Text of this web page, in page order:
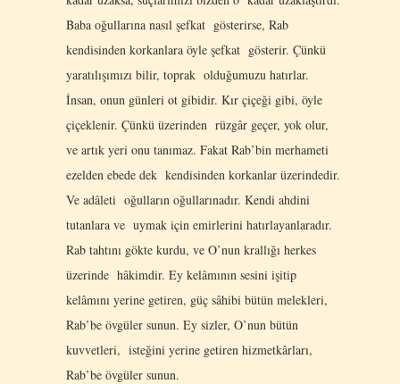
Baba oğullarına nasıl şefkat gösterirse, Rab
kendisinden korkanlara öyle şefkat gösterir. Çünkü
yaratılışımızı bilir, toprak olduğumuzu hatırlar.
İnsan, onun günleri ot gibidir. Kır çiçeği gibi, öyle
çiçeklenir. Çünkü üzerinden rüzgâr geçer, yok olur,
ve artık yeri onu tanımaz. Fakat Rab’bin merhameti
ezelden ebede dek kendisinden korkanlar üzerindedir.
Ve adâleti oğulların oğullarınadır. Kendi ahdini
tutanlara ve uymak için emirlerini hatırlayanlaradır.
Rab tahtını gökte kurdu, ve O’nun krallığı herkes
üzerinde hâkimdir. Ey kelâmının sesini işitip
kelâmını yerine getiren, güç sâhibi bütün melekleri,
Rab’be övgüler sunun. Ey sizler, O’nun bütün
kuvvetleri, isteğini yerine getiren hizmetkârları,
Rab’be övgüler sunun.